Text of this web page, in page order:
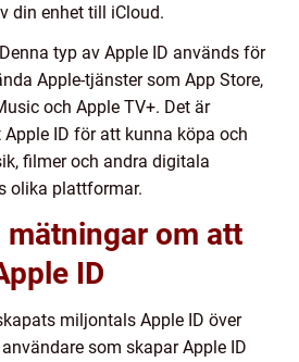
din enhet till iCloud.
typ av Apple ID används för
Apple-tjänster som App Store,
och Apple TV+. Det är
ID för att kunna köpa och
filmer och andra digitala
olika plattformar.
mätningar om att
ID
miljontals Apple ID över
som skapar Apple ID